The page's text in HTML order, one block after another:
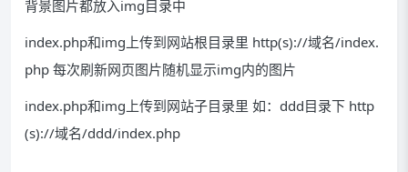
背景图片都放入img目录中
index.php和img上传到网站根目录里 http(s)://域名/index.
php 每次刷新网页图片随机显示img内的图片
index.php和img上传到网站子目录里 如：ddd目录下 http
(s)://域名/ddd/index.php